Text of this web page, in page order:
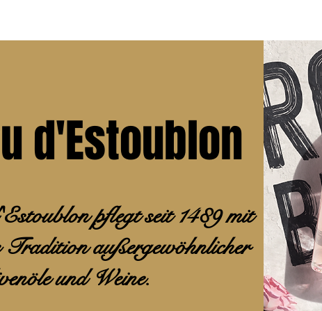
d'Estoublon
pflegt seit 1489 mit
Tradition außergewöhnlicher
und Weine.